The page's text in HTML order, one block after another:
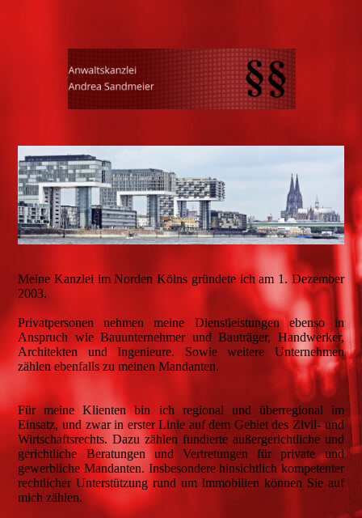
Meine Kanzlei im Norden Kölns gründete ich am 1. Dezember
2003.
Privatpersonen nehmen meine Dienstleistungen ebenso in
Anspruch wie Bauunternehmer und Bauträger, Handwerker,
Architekten und Ingenieure. Sowie weitere Unternehmen
zählen ebenfalls zu meinen Mandanten.
Für meine Klienten bin ich regional und überregional im
Einsatz, und zwar in erster Linie auf dem Gebiet des Zivil- und
Wirtschaftsrechts. Dazu zählen fundierte außergerichtliche und
gerichtliche Beratungen und Vertretungen für private und
gewerbliche Mandanten. Insbesondere hinsichtlich kompetenter
rechtlicher Unterstützung rund um Immobilien können Sie auf
mich zählen.